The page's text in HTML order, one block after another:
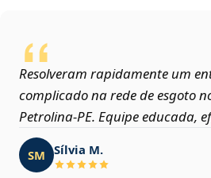
Resolveram rapidamente um
complicado na rede de esgoto
Petrolina‑PE. Equipe educada,
SM Sílvia M.